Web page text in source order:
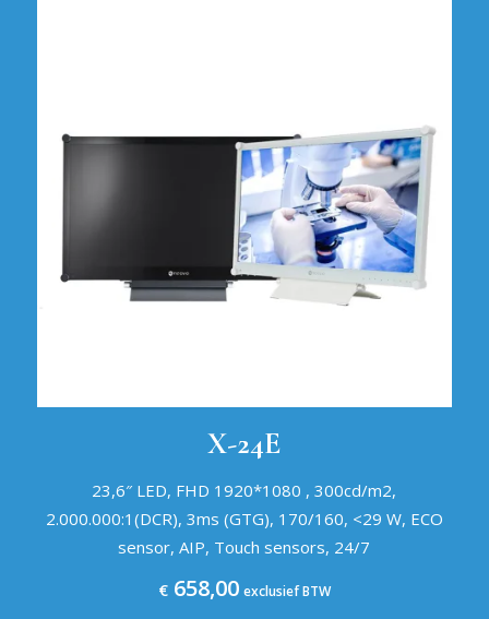
X-24E
23,6″ LED, FHD 1920*1080 , 300cd/m2,
2.000.000:1(DCR), 3ms (GTG), 170/160, <29 W, ECO
sensor, AIP, Touch sensors, 24/7
€658,00 exclusief BTW